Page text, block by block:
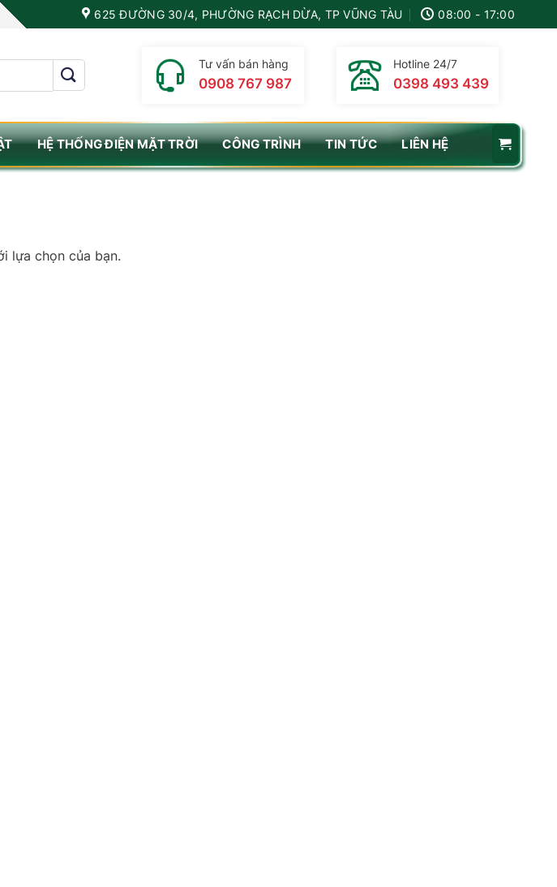
625 ĐƯỜNG 30/4, PHƯỜNG RẠCH DỪA, TP VŨNG TÀU 08:00 - 17:00
Tư vấn bán hàng
0908 767 987
Hotline 24/7
0398 493 439
HỆ THỐNG ĐIỆN MẶT TRỜI CÔNG TRÌNH TIN TỨC LIÊN HỆ
lựa chọn của bạn.